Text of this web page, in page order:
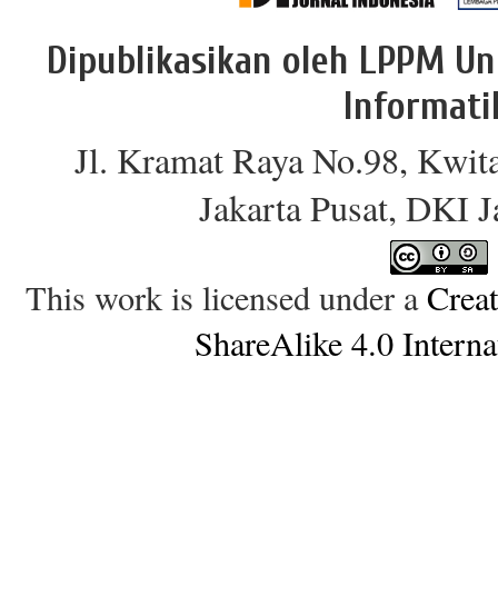
Dipublikasikan oleh LPPM
Jl. Kramat Raya No.98,
Jakarta Pusat, DKI
This work is licensed under a
ShareAlike 4.0